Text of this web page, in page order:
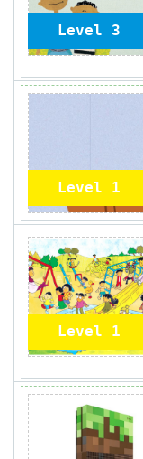
Level 3
Level 1
Level 1